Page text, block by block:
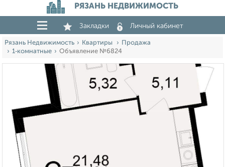
РЯЗАНЬ НЕДВИЖИМОСТЬ
Закладки Личный кабинет
Рязань Недвижимость Квартиры
Продажа
1‑комнатные
Объявление №6824